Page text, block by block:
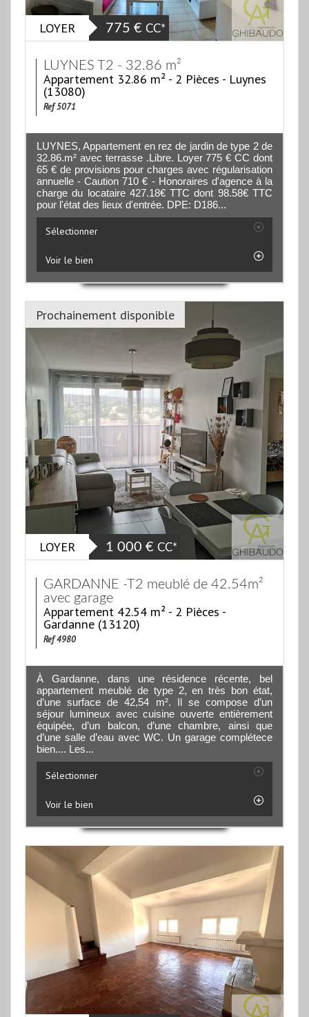
LOYER 775 € CC*
LUYNES T2 - 32.86 m²
Appartement 32.86 m² - 2 Pièces - Luynes
(13080)
Ref 5071
LUYNES, Appartement en rez de jardin de type 2 de
32.86.m² avec terrasse .Libre. Loyer 775 € CC dont
65 € de provisions pour charges avec régularisation
annuelle - Caution 710 € - Honoraires d'agence à la
charge du locataire 427.18€ TTC dont 98.58€ TTC
pour l'état des lieux d'entrée. DPE: D186...
Sélectionner
Voir le bien
Prochainement disponible
LOYER 1 000 € CC*
GARDANNE -T2 meublé de 42.54m²
avec garage
Appartement 42.54 m² - 2 Pièces -
Gardanne (13120)
Ref 4980
À Gardanne, dans une résidence récente, bel
appartement meublé de type 2, en très bon état,
d’une surface de 42,54 m². Il se compose d’un
séjour lumineux avec cuisine ouverte entièrement
équipée, d’un balcon, d’une chambre, ainsi que
d’une salle d’eau avec WC. Un garage complétece
bien.... Les...
Sélectionner
Voir le bien